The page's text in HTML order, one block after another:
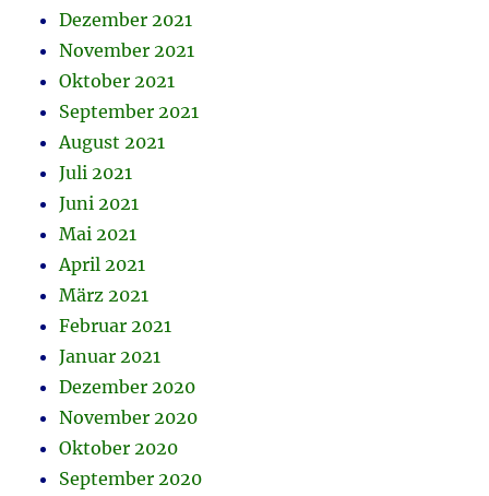
Dezember 2021
November 2021
Oktober 2021
September 2021
August 2021
Juli 2021
Juni 2021
Mai 2021
April 2021
März 2021
Februar 2021
Januar 2021
Dezember 2020
November 2020
Oktober 2020
September 2020